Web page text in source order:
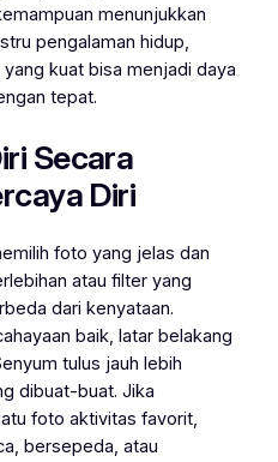
menunjukkan
pengalaman hidup,
kuat bisa menjadi daya
tepat.
Secara
Diri
foto yang jelas dan
atau filter yang
dari kenyataan.
baik, latar belakang
tulus jauh lebih
dibuat-buat. Jika
foto aktivitas favorit,
bersepeda, atau